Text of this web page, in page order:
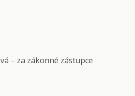
– za zákonné zástupce